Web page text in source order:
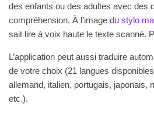
des enfants ou des adultes avec des
compréhension. À l’image du stylo
sait lire à voix haute le texte scanné.
L’application peut aussi traduire
de votre choix (21 langues
allemand, italien, portugais, japonais,
etc.).